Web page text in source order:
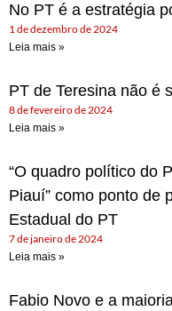
No PT é a estratégia
1 de dezembro de 2024
Leia mais »
PT de Teresina não é
8 de fevereiro de 2024
Leia mais »
“O quadro político do
Piauí” como ponto de
Estadual do PT
7 de janeiro de 2024
Leia mais »
Fabio Novo e a